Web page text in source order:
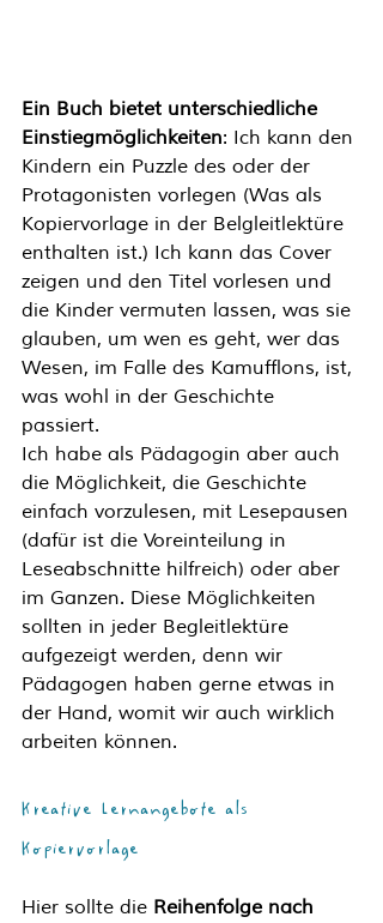
Ein Buch bietet unterschiedliche
Einstiegmöglichkeiten: Ich kann den
Kindern ein Puzzle des oder der
Protagonisten vorlegen (Was als
Kopiervorlage in der Belgleitlektüre
enthalten ist.) Ich kann das Cover
zeigen und den Titel vorlesen und
die Kinder vermuten lassen, was sie
glauben, um wen es geht, wer das
Wesen, im Falle des Kamufflons, ist,
was wohl in der Geschichte
passiert.
Ich habe als Pädagogin aber auch
die Möglichkeit, die Geschichte
einfach vorzulesen, mit Lesepausen
(dafür ist die Voreinteilung in
Leseabschnitte hilfreich) oder aber
im Ganzen. Diese Möglichkeiten
sollten in jeder Begleitlektüre
aufgezeigt werden, denn wir
Pädagogen haben gerne etwas in
der Hand, womit wir auch wirklich
arbeiten können.
Kreative Lernangebote als
Kopiervorlage
Hier sollte die Reihenfolge nach